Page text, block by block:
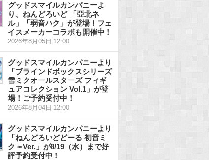
グッドスマイルカンパニーよ
り、ねんどろいど 「亞北ネ
ル」「弱音ハク」が登場！フェ
イスメーカーコラボも開催中！
2026年8月05日 12:00
グッドスマイルカンパニーより
「ブラインドボックスシリーズ
雪ミクオールスターズ フィギ
ュアコレクション Vol.1」が登
場！ご予約受付中！
2026年8月04日 12:00
グッドスマイルカンパニーより
「ねんどろいどどーる 初音ミ
ク ∞Ver.」が8/19（水）まで好
評予約受付中！